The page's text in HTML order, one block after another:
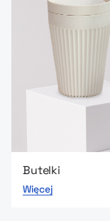
Butelki
Więcej